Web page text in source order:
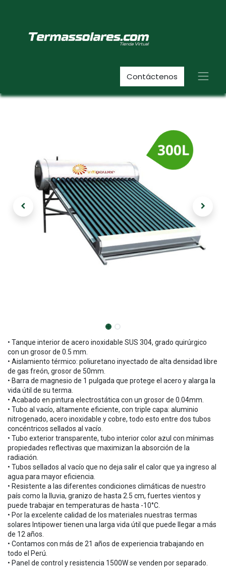
Contáctenos
• Tanque interior de acero inoxidable SUS 304, grado quirúrgico
con un grosor de 0.5 mm.
• Aislamiento térmico: poliuretano inyectado de alta densidad libre
de gas freón, grosor de 50mm.
• Barra de magnesio de 1 pulgada que protege el acero y alarga la
vida útil de su terma.
• Acabado en pintura electrostática con un grosor de 0.04mm.
• Tubo al vacío, altamente eficiente, con triple capa: aluminio
nitrogenado, acero inoxidable y cobre, todo esto entre dos tubos
concéntricos sellados al vacío.
• Tubo exterior transparente, tubo interior color azul con mínimas
propiedades reflectivas que maximizan la absorción de la
radiación.
• Tubos sellados al vacío que no deja salir el calor que ya ingreso al
agua para mayor eficiencia.
• Resistente a las diferentes condiciones climáticas de nuestro
país como la lluvia, granizo de hasta 2.5 cm, fuertes vientos y
puede trabajar en temperaturas de hasta -10°C.
• Por la excelente calidad de los materiales nuestras termas
solares Intipower tienen una larga vida útil que puede llegar a más
de 12 años.
• Contamos con más de 21 años de experiencia trabajando en
todo el Perú.
• Panel de control y resistencia 1500W se venden por separado.